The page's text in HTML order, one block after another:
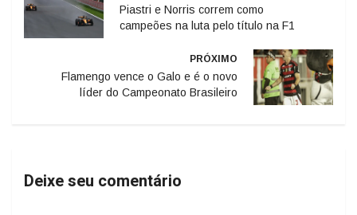
Piastri e Norris correm como
campeões na luta pelo título na F1
PRÓXIMO
Flamengo vence o Galo e é o novo
líder do Campeonato Brasileiro
Deixe seu comentário